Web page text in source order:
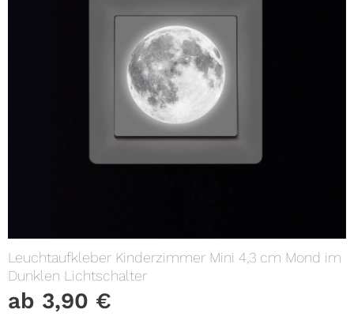
Leuchtaufkleber Kinderzimmer Mini 4,3 cm Mond im
Dunklen Lichtschalter
ab 3,90 €